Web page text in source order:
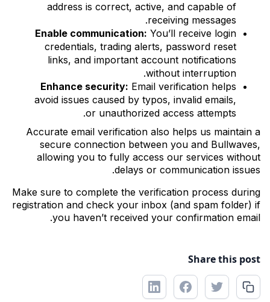
address is correct, active, and capable of
receiving messages.
Enable communication: You’ll receive login
credentials, trading alerts, password reset
links, and important account notifications
without interruption.
Enhance security: Email verification helps
avoid issues caused by typos, invalid emails,
or unauthorized access attempts.
Accurate email verification also helps us maintain a
secure connection between you and Bullwaves,
allowing you to fully access our services without
delays or communication issues.
Make sure to complete the verification process during
registration and check your inbox (and spam folder) if
you haven’t received your confirmation email.
Share this post